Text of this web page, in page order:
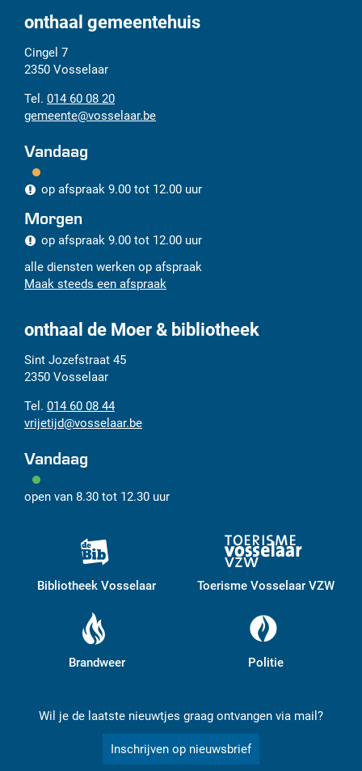
onthaal gemeentehuis
Adres
Cingel 7
2350 Vosselaar
Tel.
014 60 08 20
E-
mail
gemeente@vosselaar.be
Vandaag
op afspraak 9.00 tot 12.00 uur
Morgen
op afspraak 9.00 tot 12.00 uur
alle diensten werken op afspraak
Maak steeds een afspraak
onthaal de Moer & bibliotheek
Adres
Sint Jozefstraat 45
2350 Vosselaar
Tel.
014 60 08 44
E-
mail
vrijetijd@vosselaar.be
Vandaag
open van 8.30 tot 12.30 uur
Bibliotheek Vosselaar Toerisme Vosselaar VZW
Brandweer Politie
Wil je de laatste nieuwtjes graag ontvangen via mail?
Inschrijven op nieuwsbrief